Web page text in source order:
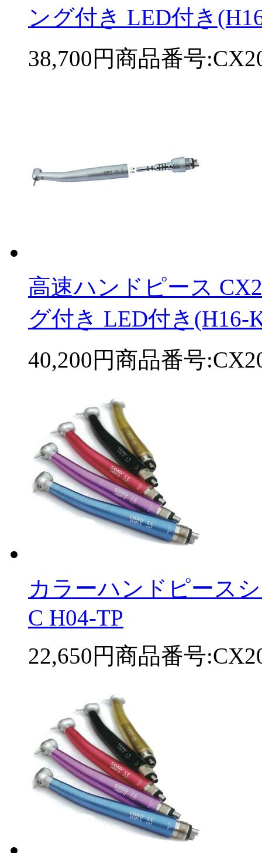
ング付き LED付き
38,700円商品番号
高速ハンドピース
グ付き LED付き(H16-
40,200円商品番号
カラーハンドピース
C H04-TP
22,650円商品番号